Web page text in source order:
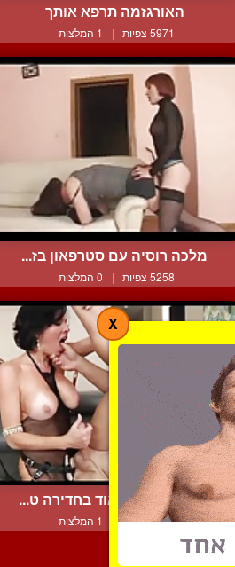
האורגזמה תרפא אותך
5971 צפיות | 1 המלצות
מלכה רוסיה עם סטרפאון בז...
5258 צפיות | 0 המלצות
מילף סקסית מאוד בחדירה ט...
4725 צפיות | 1 המלצות
X